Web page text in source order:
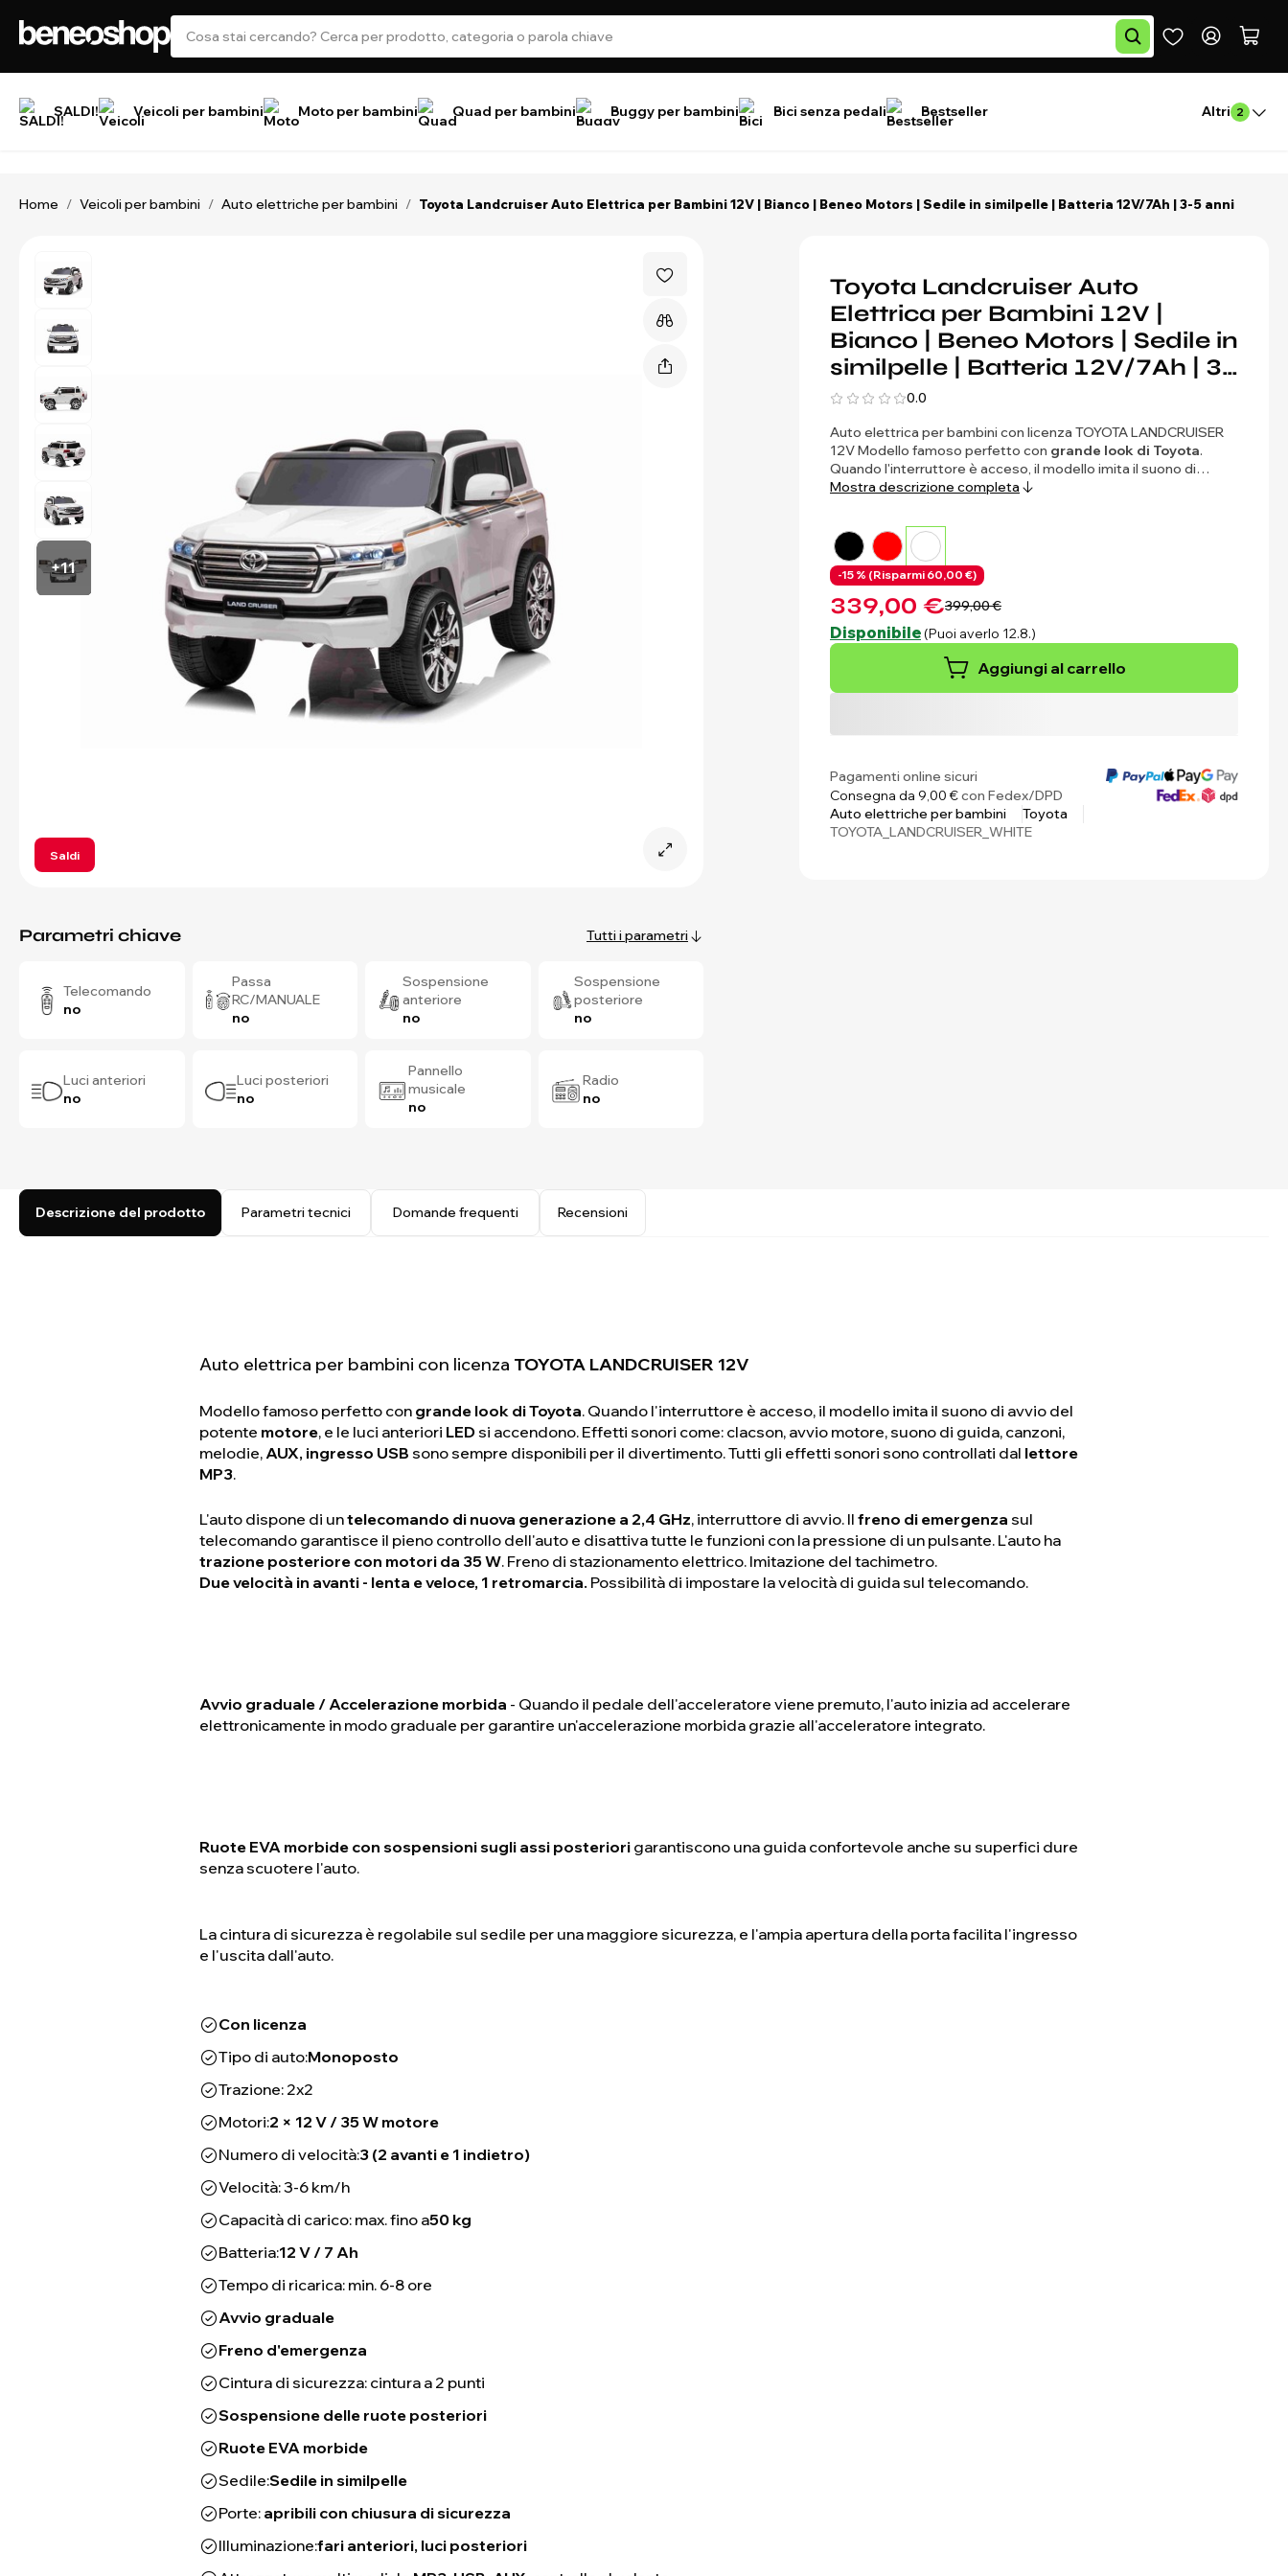
SALDI! Veicoli per bambini Moto per bambini Quad per bambini Buggy per bambini Bici senza pedali Bestseller Altri 2
Home / Veicoli per bambini / Auto elettriche per bambini / Toyota Landcruiser Auto Elettrica per Bambini 12V | Bianco | Beneo Motors | Sedile in similpelle | Batteria 12V/7Ah | 3-5 anni
Saldi
+11
Parametri chiave Tutti i parametri
Telecomando
no
Passa
RC/MANUALE
no
Sospensione
anteriore
no
Sospensione
posteriore
no
Luci anteriori
no
Luci posteriori
no
Pannello
musicale
no
Radio
no
Toyota Landcruiser Auto
Elettrica per Bambini 12V |
Bianco | Beneo Motors | Sedile in
similpelle | Batteria 12V/7Ah | 3-
5 anni0.0
Auto elettrica per bambini con licenza TOYOTA LANDCRUISER
12V Modello famoso perfetto con grande look di Toyota.
Quando l'interruttore è acceso, il modello imita il suono di…
Mostra descrizione completa
-15 % (Risparmi 60,00 €)
339,00 €399,00 €
Disponibile(Puoi averlo 12.8.)
Aggiungi al carrello
Pagamenti online sicuri
Consegna da 9,00 €con Fedex/DPD
Auto elettriche per bambini
Toyota
TOYOTA_LANDCRUISER_WHITE
Descrizione del prodotto Parametri tecnici Domande frequenti Recensioni
Auto elettrica per bambini con licenza TOYOTA LANDCRUISER 12V
Modello famoso perfetto con grande look di Toyota. Quando l'interruttore è acceso, il modello imita il suono di avvio del
potente motore, e le luci anteriori LEDsi accendono. Effetti sonori come: clacson, avvio motore, suono di guida, canzoni,
melodie,AUX, ingresso USB sono sempre disponibili per il divertimento. Tutti gli effetti sonori sono controllati dal lettore
MP3.
L'auto dispone di untelecomando di nuova generazione a 2,4 GHz, interruttore di avvio. Il freno di emergenza sul
telecomando garantisce il pieno controllo dell'auto e disattiva tutte le funzioni con la pressione di un pulsante. L'auto ha
trazione posteriore con motori da 35 W. Freno di stazionamento elettrico. Imitazione del tachimetro.
Due velocità in avanti - lenta e veloce, 1 retromarcia. Possibilità di impostare la velocità di guida sul telecomando.
Avvio graduale / Accelerazione morbida - Quando il pedale dell'acceleratore viene premuto, l'auto inizia ad accelerare
elettronicamente in modo graduale per garantire un'accelerazione morbida grazie all'acceleratore integrato.
Ruote EVA morbide con sospensioni sugli assi posteriori garantiscono una guida confortevole anche su superfici dure
senza scuotere l'auto.
La cintura di sicurezza è regolabile sul sedile per una maggiore sicurezza, e l'ampia apertura della porta facilita l'ingresso
e l'uscita dall'auto.
Con licenza
Tipo di auto:Monoposto
Trazione: 2x2
Motori:2 × 12 V / 35 W motore
Numero di velocità:3 (2 avanti e 1 indietro)
Velocità: 3-6 km/h
Capacità di carico: max. fino a50 kg
Batteria:12 V / 7 Ah
Tempo di ricarica: min. 6-8 ore
Avvio graduale
Freno d'emergenza
Cintura di sicurezza: cintura a 2 punti
Sospensione delle ruote posteriori
Ruote EVA morbide
Sedile:Sedile in similpelle
Porte: apribili con chiusura di sicurezza
Illuminazione:fari anteriori, luci posteriori